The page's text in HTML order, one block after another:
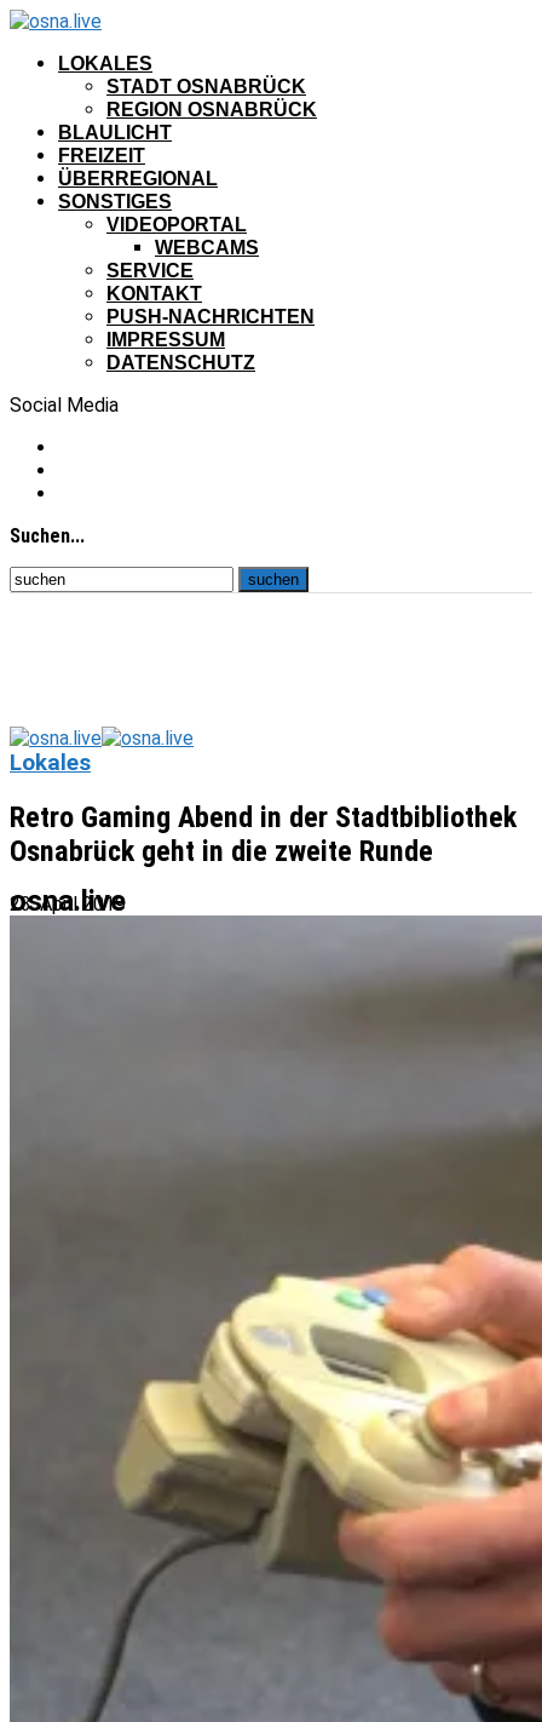
LOKALES
STADT OSNABRÜCK
REGION OSNABRÜCK
BLAULICHT
FREIZEIT
ÜBERREGIONAL
SONSTIGES
VIDEOPORTAL
WEBCAMS
SERVICE
KONTAKT
PUSH-NACHRICHTEN
IMPRESSUM
DATENSCHUTZ
Social Media
Suchen...
osna.live
Lokales
Retro Gaming Abend in der Stadtbibliothek
Osnabrück geht in die zweite Runde
23. April 2019